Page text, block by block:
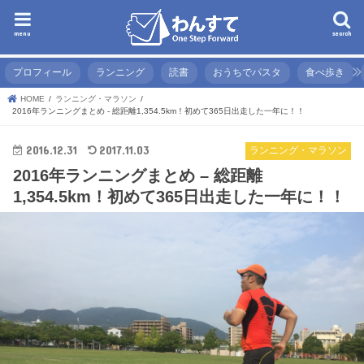
search
menu
プロフィール ランニング 読書 おうちでパスタ 食べ歩き
HOME
ランニング・マラソン
2016年ランニングまとめ - 総距離1,354.5km！初めて365日出走した一年に！！
ランニング・マラソン
2016.12.31 2017.11.03
2016年ランニングまとめ – 総距離
1,354.5km！初めて365日出走した一年に！！